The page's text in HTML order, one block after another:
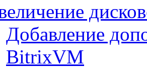
Добавление
BitrixVM